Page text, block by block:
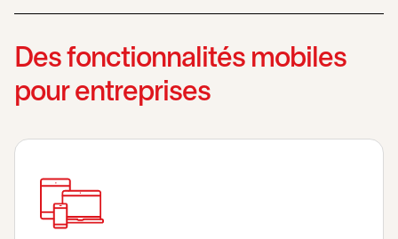
Des fonctionnalités mobiles
pour entreprises